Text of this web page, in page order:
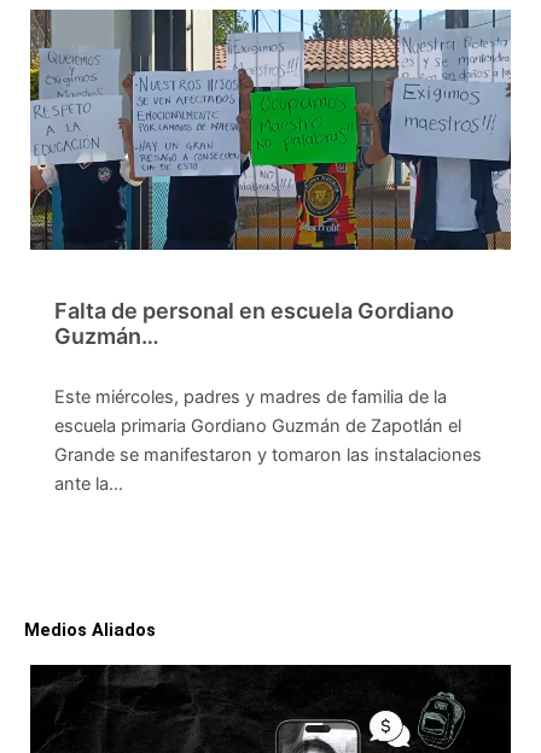
Falta de personal en escuela Gordiano
Guzmán…
Este miércoles, padres y madres de familia de la
escuela primaria Gordiano Guzmán de Zapotlán el
Grande se manifestaron y tomaron las instalaciones
ante la…
Medios Aliados